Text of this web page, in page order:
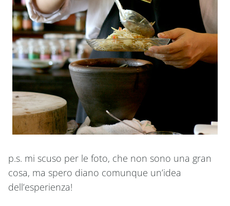
p.s. mi scuso per le foto, che non sono una gran
cosa, ma spero diano comunque un’idea
dell’esperienza!